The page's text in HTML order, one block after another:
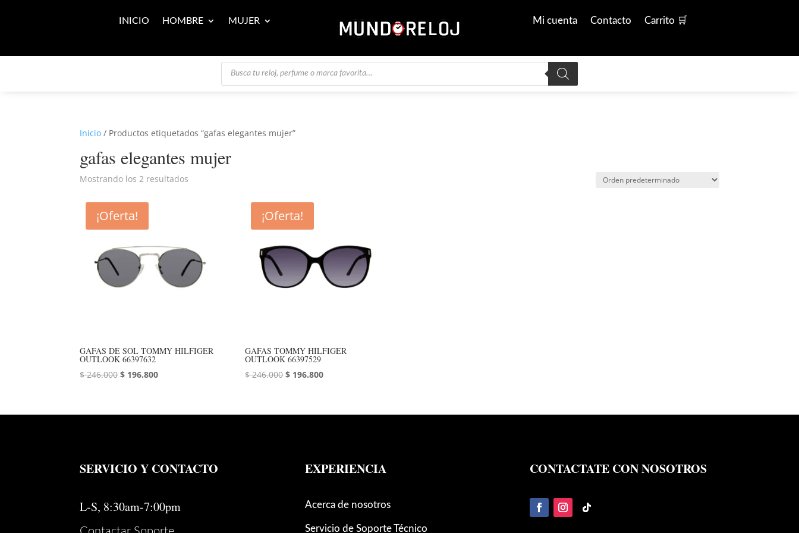
INICIO HOMBRE MUJER Mi cuenta Contacto Carrito 🛒
Búsqueda
productos
Inicio / Productos etiquetados “gafas elegantes mujer”
gafas elegantes mujer
Mostrando los 2 resultados
¡Oferta!
GAFAS DE SOL TOMMY HILFIGER
OUTLOOK 66397632
$246.000El
era:
$ 196.800El
es:
¡Oferta!
GAFAS TOMMY HILFIGER
OUTLOOK 66397529
$246.000El
era:
$ 196.800El
es:
SERVICIO Y CONTACTO
L-S, 8:30am-7:00pm
EXPERIENCIA
Acerca de nosotros
Servicio de Soporte Técnico
CONTACTATE CON NOSOTROS